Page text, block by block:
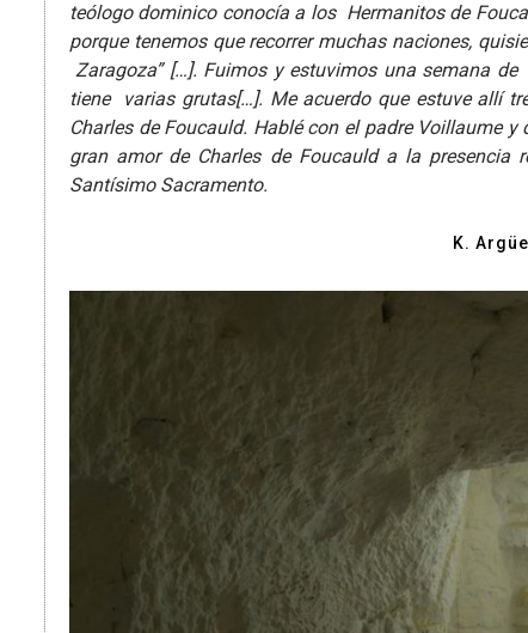
teólogo dominico conocía a los Hermanitos de
porque tenemos que recorrer muchas naciones,
Zaragoza” […]. Fuimos y estuvimos una semana
tiene varias grutas[…]. Me acuerdo que estuve allí
Charles de Foucauld. Hablé con el padre Voillaume
gran amor de Charles de Foucauld a la
Santísimo Sacramento.
K.